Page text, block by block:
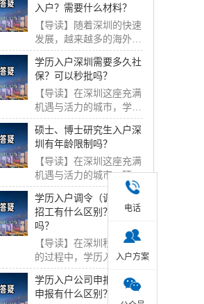
入户？需要什么材料？
【导读】随着深圳的快速
发展，越来越多的海外留
学生选择来深圳发...
学历入户深圳需要多久社
保？可以秒批吗？
【导读】在深圳这座充满
机遇与活力的城市，学历
入户是许多人落户...
硕士、博士研究生入户深
圳有年龄限制吗？
【导读】在深圳这座充满
机遇与活力的城市，硕
士、博士研究生入户...
学历入户调令（调干）和
招工有什么区别？影响大
吗？
【导读】在深圳积分入户
的过程中，学历入户调令
分为调干和招工两...
学历入户公司申报与个人
申报有什么区别？
电话
入户方案